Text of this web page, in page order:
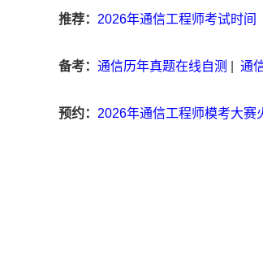
推荐： 2026年通信工程师考试时间
备考： 通信历年真题在线自测 通
预约： 2026年通信工程师模考大赛